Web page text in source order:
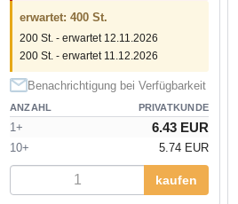
erwartet: 400 St.
200 St. - erwartet 12.11.2026
200 St. - erwartet 11.12.2026
Benachrichtigung bei Verfügbarkeit
ANZAHL PRIVATKUNDE
1+ 6.43 EUR
10+ 5.74 EUR
kaufen